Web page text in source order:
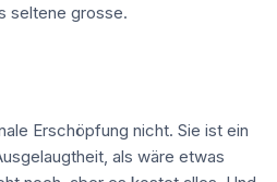
seltene grosse.
Erschöpfung nicht. Sie ist ein
als wäre etwas